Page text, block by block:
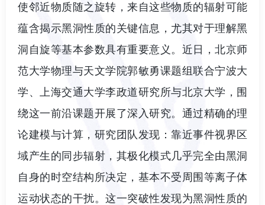
使邻近物质随之旋转，来自这些物质的辐射可能
蕴含揭示黑洞性质的关键信息，尤其对于理解黑
洞自旋等基本参数具有重要意义。近日，北京师
范大学物理与天文学院郭敏勇课题组联合宁波大
学、上海交通大学李政道研究所与北京大学，围
绕这一前沿课题开展了深入研究。通过精确的理
论建模与计算，研究团队发现：靠近事件视界区
域产生的同步辐射，其极化模式几乎完全由黑洞
自身的时空结构所决定，基本不受周围等离子体
运动状态的干扰。这一突破性发现为黑洞性质的